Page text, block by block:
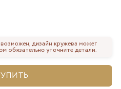
дизайн кружева может
обязательно уточните детали.